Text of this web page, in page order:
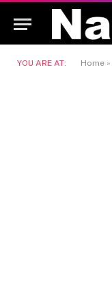
YOU ARE AT: Home »